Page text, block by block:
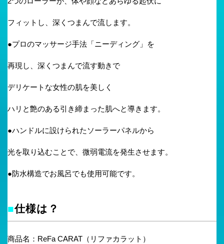
フィットし、深くつまんで流します。
●プロのマッサージ手法「ニーディング」を
再現し、深くつまんで流す動きで
デリケートな女性の肌を美しく
ハリと艶のある引き締まった肌へと導きます。
●ハンドルに設けられたソーラーパネルから
光を取り込むことで、微弱電流を発生させます。
●防水構造でお風呂でも使用可能です。
■仕様は？
商品名：ReFa CARAT（リファカラット）